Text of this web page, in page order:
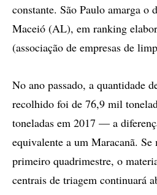
constante. São Paulo amarga o
Maceió (AL), em ranking
(associação de empresas de
No ano passado, a quantidade
recolhido foi de 76,9 mil
toneladas em 2017 — a
equivalente a um Maracanã.
primeiro quadrimestre, o
centrais de triagem continuará